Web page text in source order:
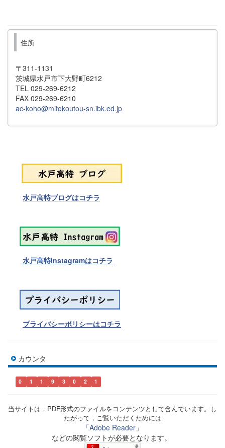
住所
〒311-1131
茨城県水戸市下大野町6212
TEL 029-269-6212
FAX 029-269-6210
ac-koho@mitokoutou-sn.ibk.ed.jp
水戸高特ブログはコチラ
水戸高特Instagramはコチラ
プライバシーポリシーはコチラ
カウンタ
0 1 1 9 3 0 2 1
当サイトは，PDF形式のファイルをコンテンツとして含んでいます。し
たがって，ご覧いただくためには
「Adobe Reader」
などの閲覧ソフトが必要となります。